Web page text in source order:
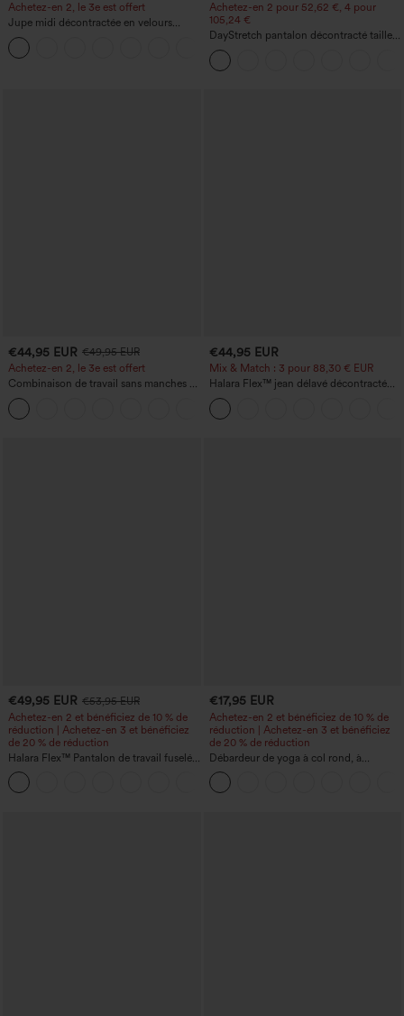
Achetez-en 2, le 3e est offert
Jupe midi décontractée en velours
côtelé, taille mi-haute, poches avant
latérales à rabat
Achetez-en 2 pour 52,62 €, 4 pour
105,24 €
DayStretch pantalon décontracté taille
haute à jambe en forme de tonneau
avec poches
€44,95 EUR €49,95 EUR
Achetez-en 2, le 3e est offert
Combinaison de travail sans manches à
encolure bateau, côtés noués, toucher
frais, rayée, avec poches — Édition Easy
Peezy
€44,95 EUR
Mix & Match : 3 pour 88,30 € EUR
Halara Flex™ jean délavé décontracté
taille haute à poches, coupe baggy à
jambe large
€49,95 EUR €53,95 EUR
Achetez-en 2 et bénéficiez de 10 % de
réduction | Achetez-en 3 et bénéficiez
de 20 % de réduction
Halara Flex™ Pantalon de travail fuselé,
uni, taille haute, avec poches
€17,95 EUR
Achetez-en 2 et bénéficiez de 10 % de
réduction | Achetez-en 3 et bénéficiez
de 20 % de réduction
Débardeur de yoga à col rond, à
fronces, effet rafraîchissant - UPF50+